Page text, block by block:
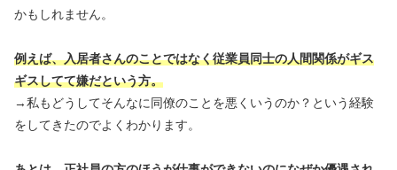
かもしれません。
例えば、入居者さんのことではなく従業員同士の人間関係がギス
ギスしてて嫌だという方。
→私もどうしてそんなに同僚のことを悪くいうのか？という経験
をしてきたのでよくわかります。